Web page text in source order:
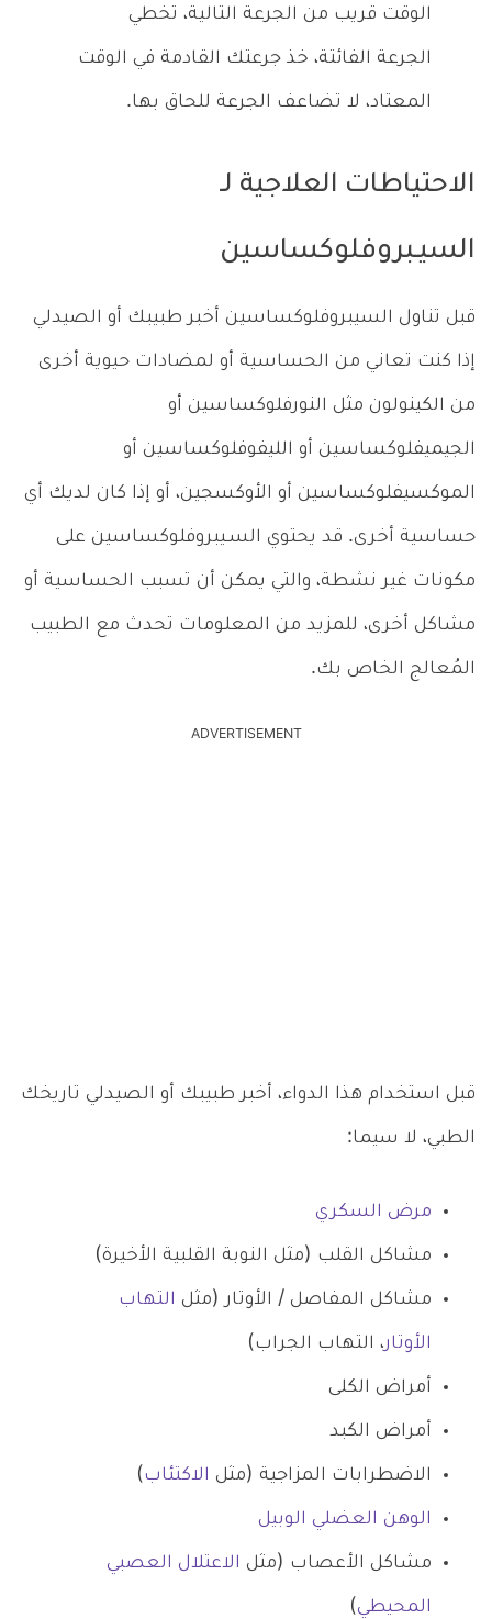
الوقت قريب من الجرعة التالية، تخطي
الجرعة الفائتة، خذ جرعتك القادمة في الوقت
المعتاد، لا تضاعف الجرعة للحاق بها.
الاحتياطات العلاجية لـ
السيـبروفلوكساسين
قبل تناول السيبروفلوكساسين أخبر طبيبك أو الصيدلي
إذا كنت تعاني من الحساسية أو لمضادات حيوية أخرى
من الكينولون مثل النورفلوكساسين أو
الجيميفلوكساسين أو الليفوفلوكساسين أو
الموكسيفلوكساسين أو الأوكسجين، أو إذا كان لديك أي
حساسية أخرى. قد يحتوي السـيبروفلوكساسين على
مكونات غير نشطة، والتي يمكن أن تسبب الحساسية أو
مشاكل أخرى، للمزيد من المعلومات تحدث مع الطبيب
المُعالج الخاص بك.
ADVERTISEMENT
قبل استخدام هذا الدواء، أخبر طبيبك أو الصيدلي تاريخك
الطبي، لا سيما:
مرض السكري
مشاكل القلب (مثل النوبة القلبية الأخيرة)
مشاكل المفاصل / الأوتار (مثل التهاب
الأوتار، التهاب الجراب)
أمراض الكلى
أمراض الكبد
الاضطرابات المزاجية (مثل الاكتئاب)
الوهن العضلي الوبيل
مشاكل الأعصاب (مثل الاعتلال العصبي
المحيطي)